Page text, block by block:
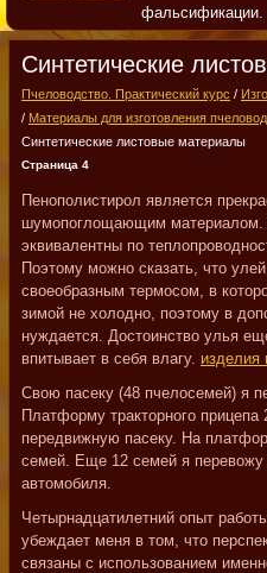
фальсификации.
Синтетические
Пчеловодство. Практический курс /
/ Материалы для изготовления
Синтетические листовые материалы
Страница 4
Пенополистирол является
шумопоглощающим материалом.
эквивалентны по
Поэтому можно сказать, что
своеобразным термосом, в
зимой не холодно, поэтому в
нуждается. Достоинство улья
впитывает в себя влагу. изделия
Свою пасеку (48 пчелосемей) я
Платформу тракторного
передвижную пасеку. На
семей. Еще 12 семей я перевожу
автомобиля.
Четырнадцатилетний опыт
убеждает меня в том, что
связаны с использованием